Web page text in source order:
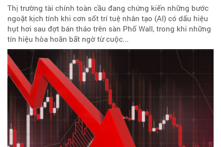
Thị trường tài chính toàn cầu đang chứng kiến những bước
ngoặt kịch tính khi cơn sốt trí tuệ nhân tạo (AI) có dấu hiệu
hụt hơi sau đợt bán tháo trên sàn Phố Wall, trong khi những
tín hiệu hòa hoãn bất ngờ từ cuộc...